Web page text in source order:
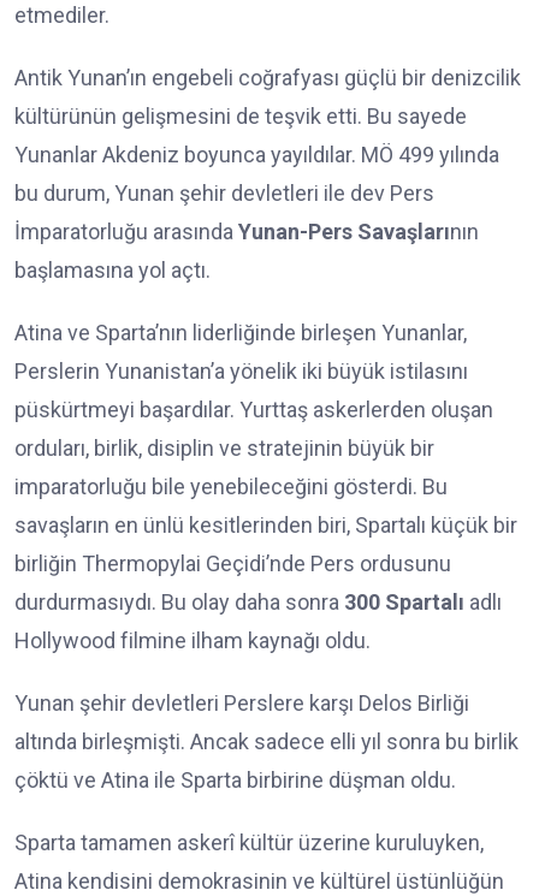
etmediler.
Antik Yunan’ın engebeli coğrafyası güçlü bir denizcilik
kültürünün gelişmesini de teşvik etti. Bu sayede
Yunanlar Akdeniz boyunca yayıldılar. MÖ 499 yılında
bu durum, Yunan şehir devletleri ile dev Pers
İmparatorluğu arasındaYunan-Pers Savaşlarının
başlamasına yol açtı.
Atina ve Sparta’nın liderliğinde birleşen Yunanlar,
Perslerin Yunanistan’a yönelik iki büyük istilasını
püskürtmeyi başardılar. Yurttaş askerlerden oluşan
orduları, birlik, disiplin ve stratejinin büyük bir
imparatorluğu bile yenebileceğini gösterdi. Bu
savaşların en ünlü kesitlerinden biri, Spartalı küçük bir
birliğin Thermopylai Geçidi’nde Pers ordusunu
durdurmasıydı. Bu olay daha sonra 300 Spartalı adlı
Hollywood filmine ilham kaynağı oldu.
Yunan şehir devletleri Perslere karşı Delos Birliği
altında birleşmişti. Ancak sadece elli yıl sonra bu birlik
çöktü ve Atina ile Sparta birbirine düşman oldu.
Sparta tamamen askerî kültür üzerine kuruluyken,
Atina kendisini demokrasinin ve kültürel üstünlüğün